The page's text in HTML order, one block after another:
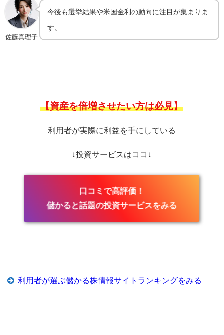
佐藤真理子
今後も選挙結果や米国金利の動向に注目が集まりま
す。
【資産を倍増させたい方は必見】
利用者が実際に利益を手にしている
↓投資サービスはココ↓
口コミで高評価！
儲かると話題の投資サービスをみる
利用者が選ぶ儲かる株情報サイトランキングをみる